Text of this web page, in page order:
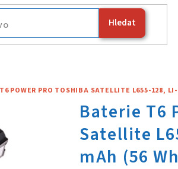
Hledat
POWER PRO TOSHIBA SATELLITE L655-128,